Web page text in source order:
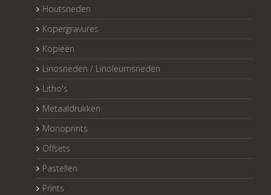
Houtsneden
Kopergravures
Kopieën
Linosneden / Linoleumsneden
Litho's
Metaaldrukken
Monoprints
Offsets
Pastellen
Prints